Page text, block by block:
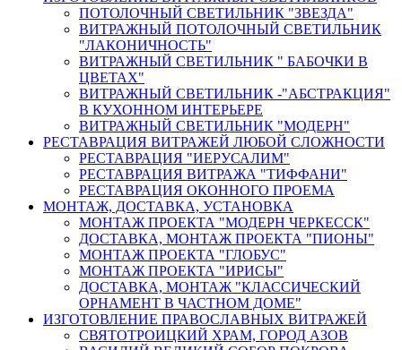
ПОТОЛОЧНЫЙ СВЕТИЛЬНИК "ЗВЕЗДА"
ВИТРАЖНЫЙ ПОТОЛОЧНЫЙ СВЕТИЛЬНИК
"ЛАКОНИЧНОСТЬ"
ВИТРАЖНЫЙ СВЕТИЛЬНИК " БАБОЧКИ В
ЦВЕТАХ"
ВИТРАЖНЫЙ СВЕТИЛЬНИК -"АБСТРАКЦИЯ"
В КУХОННОМ ИНТЕРЬЕРЕ
ВИТРАЖНЫЙ СВЕТИЛЬНИК "МОДЕРН"
РЕСТАВРАЦИЯ ВИТРАЖЕЙ ЛЮБОЙ СЛОЖНОСТИ
РЕСТАВРАЦИЯ "ИЕРУСАЛИМ"
РЕСТАВРАЦИЯ ВИТРАЖА "ТИФФАНИ"
РЕСТАВРАЦИЯ ОКОННОГО ПРОЕМА
МОНТАЖ, ДОСТАВКА, УСТАНОВКА
МОНТАЖ ПРОЕКТА "МОДЕРН ЧЕРКЕССК"
ДОСТАВКА, МОНТАЖ ПРОЕКТА "ПИОНЫ"
МОНТАЖ ПРОЕКТА "ГЛОБУС"
МОНТАЖ ПРОЕКТА "ИРИСЫ"
ДОСТАВКА, МОНТАЖ "КЛАССИЧЕСКИЙ
ОРНАМЕНТ В ЧАСТНОМ ДОМЕ"
ИЗГОТОВЛЕНИЕ ПРАВОСЛАВНЫХ ВИТРАЖЕЙ
СВЯТОТРОИЦКИЙ ХРАМ, ГОРОД АЗОВ